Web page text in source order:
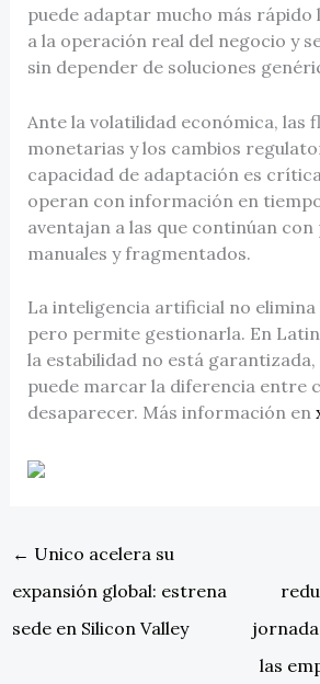
puede adaptar mucho más rápido
a la operación real del negocio y
sin depender de soluciones
Ante la volatilidad económica, las
monetarias y los cambios
capacidad de adaptación es
operan con información en
aventajan a las que continúan con
manuales y fragmentados.
La inteligencia artificial no
pero permite gestionarla. En
la estabilidad no está garantizada,
puede marcar la diferencia entre
desaparecer. Más información en
← Unico acelera su
expansión global: estrena
sede en Silicon Valley
las